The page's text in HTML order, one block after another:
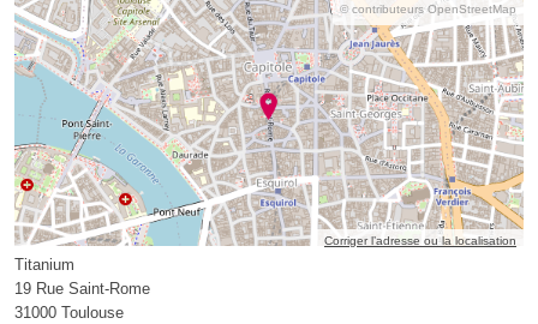
© contributeurs OpenStreetMap
Corriger l’adresse ou la localisation
Titanium
19 Rue Saint-Rome
31000 Toulouse